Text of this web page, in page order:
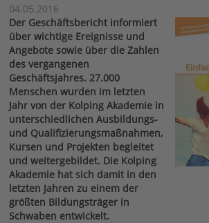
04.05.2016
Der Geschäftsbericht informiert
über wichtige Ereignisse und
Angebote sowie über die Zahlen
des vergangenen
Geschäftsjahres. 27.000
Menschen wurden im letzten
Jahr von der Kolping Akademie in
unterschiedlichen Ausbildungs-
und Qualifizierungsmaßnahmen,
Kursen und Projekten begleitet
und weitergebildet. Die Kolping
Akademie hat sich damit in den
letzten Jahren zu einem der
größten Bildungsträger in
Schwaben entwickelt.